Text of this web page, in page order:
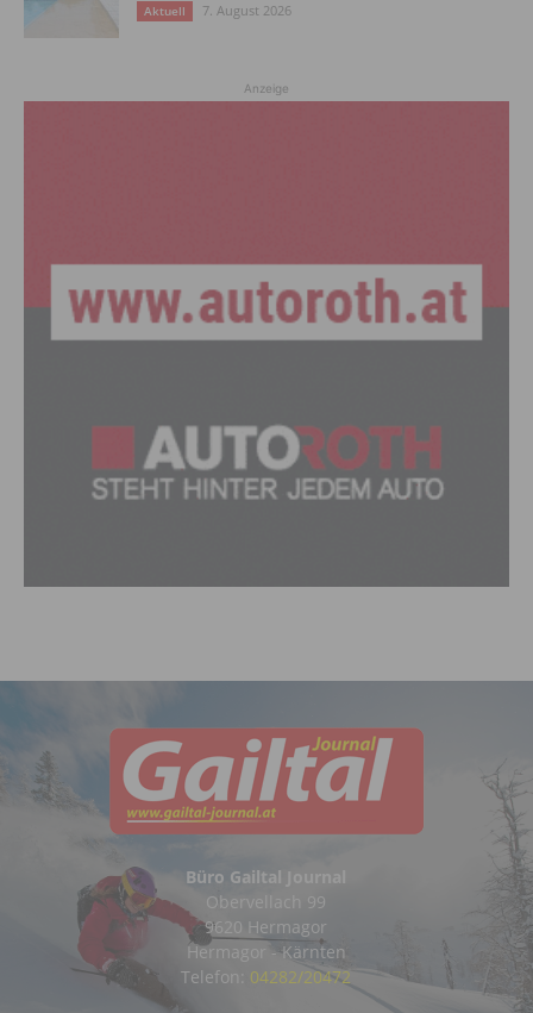
Aktuell 7. August 2026
Anzeige
Büro Gailtal Journal
Obervellach 99
9620 Hermagor
Hermagor - Kärnten
Telefon: 04282/20472